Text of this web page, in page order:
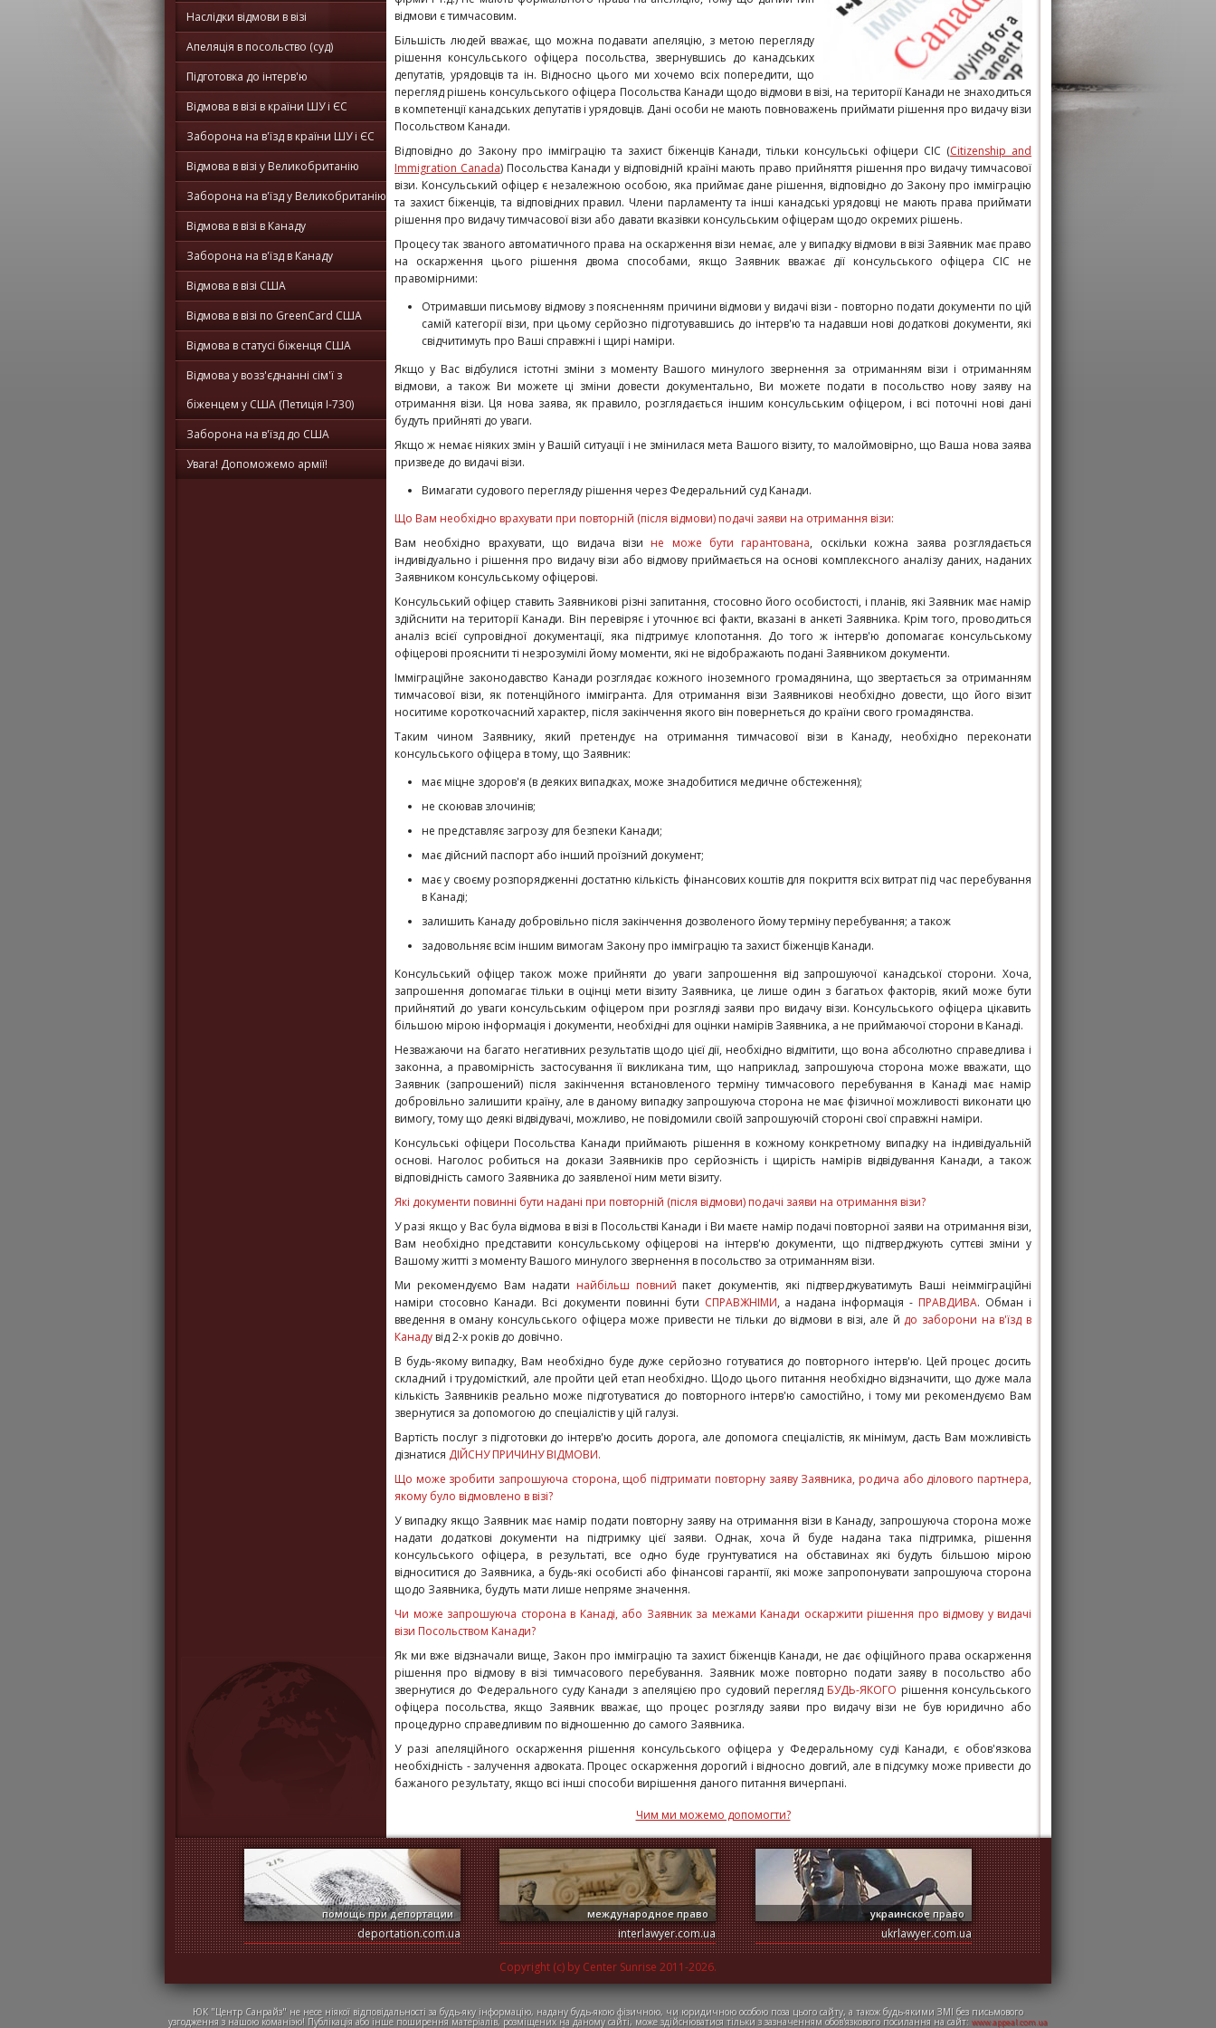
Наслідки відмови в візі
Апеляція в посольство (суд)
Підготовка до інтерв'ю
Відмова в візі в країни ШУ і ЄС
Заборона на в'їзд в країни ШУ і ЄС
Відмова в візі у Великобританію
Заборона на в'їзд у Великобританію
Відмова в візі в Канаду
Заборона на в'їзд в Канаду
Відмова в візі США
Відмова в візі по GreenCard США
Відмова в статусі біженця США
Відмова у возз'єднанні сім'ї з
біженцем у США (Петиція I-730)
Заборона на в'їзд до США
Увага! Допоможемо армії!
відмови є тимчасовим.
Більшість людей вважає, що можна подавати апеляцію, з метою перегляду
рішення консульського офіцера посольства, звернувшись до канадських
депутатів, урядовців та ін. Відносно цього ми хочемо всіх попередити, що
перегляд рішень консульського офіцера Посольства Канади щодо відмови в візі, на території Канади не знаходиться
в компетенції канадських депутатів і урядовців. Дані особи не мають повноважень приймати рішення про видачу візи
Посольством Канади.
Відповідно до Закону про імміграцію та захист біженців Канади, тільки консульські офіцери CIC (Citizenship and
Immigration Canada) Посольства Канади у відповідній країні мають право прийняття рішення про видачу тимчасової
візи. Консульський офіцер є незалежною особою, яка приймає дане рішення, відповідно до Закону про імміграцію
та захист біженців, та відповідних правил. Члени парламенту та інші канадські урядовці не мають права приймати
рішення про видачу тимчасової візи або давати вказівки консульським офіцерам щодо окремих рішень.
Процесу так званого автоматичного права на оскарження візи немає, але у випадку відмови в візі Заявник має право
на оскарження цього рішення двома способами, якщо Заявник вважає дії консульського офіцера CIC не
правомірними:
Отримавши письмову відмову з поясненням причини відмови у видачі візи - повторно подати документи по цій
самій категорії візи, при цьому серйозно підготувавшись до інтерв'ю та надавши нові додаткові документи, які
свідчитимуть про Ваші справжні і щирі наміри.
Якщо у Вас відбулися істотні зміни з моменту Вашого минулого звернення за отриманням візи і отриманням
відмови, а також Ви можете ці зміни довести документально, Ви можете подати в посольство нову заяву на
отримання візи. Ця нова заява, як правило, розглядається іншим консульським офіцером, і всі поточні нові дані
будуть прийняті до уваги.
Якщо ж немає ніяких змін у Вашій ситуації і не змінилася мета Вашого візиту, то малоймовірно, що Ваша нова заява
призведе до видачі візи.
Вимагати судового перегляду рішення через Федеральний суд Канади.
Що Вам необхідно врахувати при повторній (після відмови) подачі заяви на отримання візи:
Вам необхідно врахувати, що видача візи не може бути гарантована, оскільки кожна заява розглядається
індивідуально і рішення про видачу візи або відмову приймається на основі комплекcного аналізу даних, наданих
Заявником консульському офіцерові.
Консульський офіцер ставить Заявникові різні запитання, стосовно його особистості, і планів, які Заявник має намір
здійснити на території Канади. Він перевіряє і уточнює всі факти, вказані в анкеті Заявника. Крім того, проводиться
аналіз всієї супровідної документації, яка підтримує клопотання. До того ж інтерв'ю допомагає консульському
офіцерові прояснити ті незрозумілі йому моменти, які не відображають подані Заявником документи.
Імміграційне законодавство Канади розглядає кожного іноземного громадянина, що звертається за отриманням
тимчасової візи, як потенційного іммігранта. Для отримання візи Заявникові необхідно довести, що його візит
носитиме короткочасний характер, після закінчення якого він повернеться до країни свого громадянства.
Таким чином Заявнику, який претендує на отримання тимчасової візи в Канаду, необхідно переконати
консульського офіцера в тому, що Заявник:
має міцне здоров'я (в деяких випадках, може знадобитися медичне обстеження);
не скоював злочинів;
не представляє загрозу для безпеки Канади;
має дійсний паспорт або інший проїзний документ;
має у своєму розпорядженні достатню кількість фінансових коштів для покриття всіх витрат під час перебування
в Канаді;
залишить Канаду добровільно після закінчення дозволеного йому терміну перебування; а також
задовольняє всім іншим вимогам Закону про імміграцію та захист біженців Канади.
Консульський офіцер також може прийняти до уваги запрошення від запрошуючої канадської сторони. Хоча,
запрошення допомагає тільки в оцінці мети візиту Заявника, це лише один з багатьох факторів, який може бути
прийнятий до уваги консульським офіцером при розгляді заяви про видачу візи. Консульського офіцера цікавить
більшою мірою інформація і документи, необхідні для оцінки намірів Заявника, а не приймаючої сторони в Канаді.
Незважаючи на багато негативних результатів щодо цієї дії, необхідно відмітити, що вона абсолютно справедлива і
законна, а правомірність застосування її викликана тим, що наприклад, запрошуюча сторона може вважати, що
Заявник (запрошений) після закінчення встановленого терміну тимчасового перебування в Канаді має намір
добровільно залишити країну, але в даному випадку запрошуюча сторона не має фізичної можливості виконати цю
вимогу, тому що деякі відвідувачі, можливо, не повідомили своїй запрошуючій стороні свої справжні наміри.
Консульські офіцери Посольства Канади приймають рішення в кожному конкретному випадку на індивідуальній
основі. Наголос робиться на докази Заявників про серйозність і щирість намірів відвідування Канади, а також
відповідність самого Заявника до заявленої ним мети візиту.
Які документи повинні бути надані при повторній (після відмови) подачі заяви на отримання візи?
У разі якщо у Вас була відмова в візі в Посольстві Канади і Ви маєте намір подачі повторної заяви на отримання візи,
Вам необхідно представити консульському офіцерові на інтерв'ю документи, що підтверджують суттєві зміни у
Вашому житті з моменту Вашого минулого звернення в посольство за отриманням візи.
Ми рекомендуємо Вам надати найбільш повний пакет документів, які підтверджуватимуть Ваші неімміграційні
наміри стосовно Канади. Всі документи повинні бути СПРАВЖНІМИ, а надана інформація - ПРАВДИВА. Обман і
введення в оману консульського офіцера може привести не тільки до відмови в візі, але й до заборони на в'їзд в
Канаду від 2-х років до довічно.
В будь-якому випадку, Вам необхідно буде дуже серйозно готуватися до повторного інтерв'ю. Цей процес досить
складний і трудомісткий, але пройти цей етап необхідно. Щодо цього питання необхідно відзначити, що дуже мала
кількість Заявників реально може підготуватися до повторного інтерв'ю самостійно, і тому ми рекомендуємо Вам
звернутися за допомогою до спеціалістів у цій галузі.
Вартість послуг з підготовки до інтерв'ю досить дорога, але допомога спеціалістів, як мінімум, дасть Вам можливість
дізнатися ДІЙСНУ ПРИЧИНУ ВІДМОВИ.
Що може зробити запрошуюча сторона, щоб підтримати повторну заяву Заявника, родича або ділового партнера,
якому було відмовлено в візі?
У випадку якщо Заявник має намір подати повторну заяву на отримання візи в Канаду, запрошуюча сторона може
надати додаткові документи на підтримку цієї заяви. Однак, хоча й буде надана така підтримка, рішення
консульського офіцера, в результаті, все одно буде грунтуватися на обставинах які будуть більшою мірою
відноситися до Заявника, а будь-які особисті або фінансові гарантії, які може запропонувати запрошуюча сторона
щодо Заявника, будуть мати лише непряме значення.
Чи може запрошуюча сторона в Канаді, або Заявник за межами Канади оскаржити рішення про відмову у видачі
візи Посольством Канади?
Як ми вже відзначали вище, Закон про імміграцію та захист біженців Канади, не дає офіційного права оскарження
рішення про відмову в візі тимчасового перебування. Заявник може повторно подати заяву в посольство або
звернутися до Федерального суду Канади з апеляцією про судовий перегляд БУДЬ-ЯКОГО рішення консульського
офіцера посольства, якщо Заявник вважає, що процес розгляду заяви про видачу візи не був юридично або
процедурно справедливим по відношенню до самого Заявника.
У разі апеляційного оскарження рішення консульського офіцера у Федеральному суді Канади, є обов'язкова
необхідність - залучення адвоката. Процес оскарження дорогий і відносно довгий, але в підсумку може привести до
бажаного результату, якщо всі інші способи вирішення даного питання вичерпані.
Чим ми можемо допомогти?
помощь при депортации
deportation.com.ua
международное право
interlawyer.com.ua
украинское право
ukrlawyer.com.ua
Copyright (c) by Center Sunrise 2011-2026.
ЮК "Центр Санрайз" не несе ніякої відповідальності за будь-яку інформацію, надану будь-якою фізичною, чи юридичною особою поза цього сайту, а також будь-якими ЗМІ без письмового
узгодження з нашою команіэю! Публікація або інше поширення матеріалів, розміщених на даному сайті, може здійснюватися тільки з зазначенням обов'язкового посилання на сайт: www.appeal.com.ua